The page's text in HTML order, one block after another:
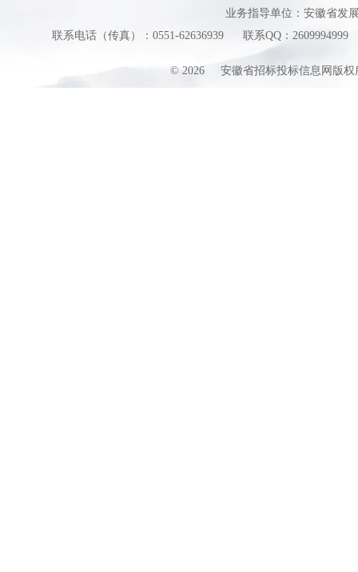
业务指导单位：安徽省发
联系电话（传真）：0551-62636939
联系QQ：2609994999
© 2026 安徽省招标投标信息网版